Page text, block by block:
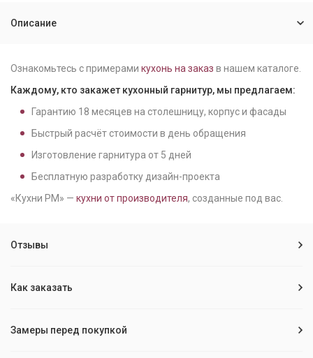
Описание
Ознакомьтесь с примерами кухонь на заказ в нашем каталоге.
Каждому, кто закажет кухонный гарнитур, мы предлагаем:
Гарантию 18 месяцев на столешницу, корпус и фасады
Быстрый расчёт стоимости в день обращения
Изготовление гарнитура от 5 дней
Бесплатную разработку дизайн-проекта
«Кухни РМ» — кухни от производителя, созданные под вас.
Отзывы
Как заказать
Замеры перед покупкой